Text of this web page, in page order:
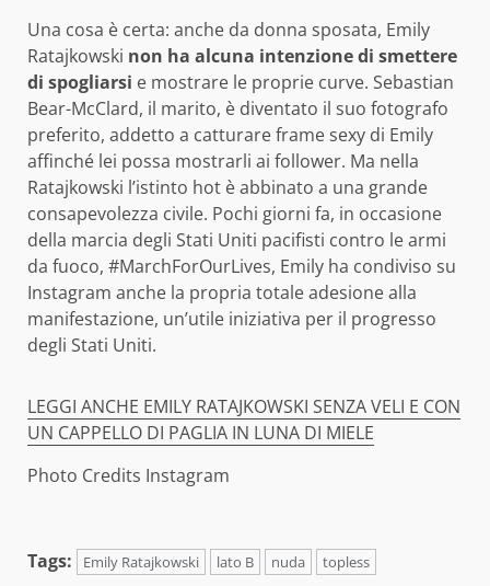
Una cosa è certa: anche da donna sposata, Emily
Ratajkowski non ha alcuna intenzione di smettere
di spogliarsi e mostrare le proprie curve. Sebastian
Bear-McClard, il marito, è diventato il suo fotografo
preferito, addetto a catturare frame sexy di Emily
affinché lei possa mostrarli ai follower. Ma nella
Ratajkowski l’istinto hot è abbinato a una grande
consapevolezza civile. Pochi giorni fa, in occasione
della marcia degli Stati Uniti pacifisti contro le armi
da fuoco, #MarchForOurLives, Emily ha condiviso su
Instagram anche la propria totale adesione alla
manifestazione, un’utile iniziativa per il progresso
degli Stati Uniti.
LEGGI ANCHE EMILY RATAJKOWSKI SENZA VELI E CON
UN CAPPELLO DI PAGLIA IN LUNA DI MIELE
Photo Credits Instagram
Tags: Emily Ratajkowski lato B nuda topless